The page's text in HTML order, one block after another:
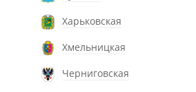
Харьковская
Хмельницкая
Черниговская